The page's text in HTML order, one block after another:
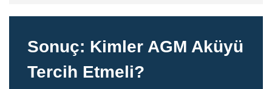
Sonuç: Kimler AGM Aküyü
Tercih Etmeli?